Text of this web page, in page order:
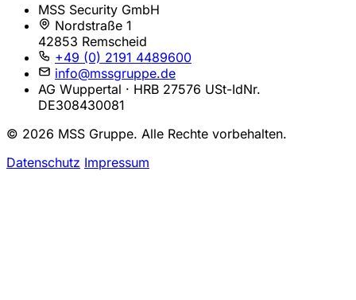
MSS Security GmbH
Nordstraße 1
42853 Remscheid
+49 (0) 2191 4489600
info@mssgruppe.de
AG Wuppertal · HRB 27576 USt-IdNr.
DE308430081
© 2026 MSS Gruppe. Alle Rechte vorbehalten.
Datenschutz Impressum